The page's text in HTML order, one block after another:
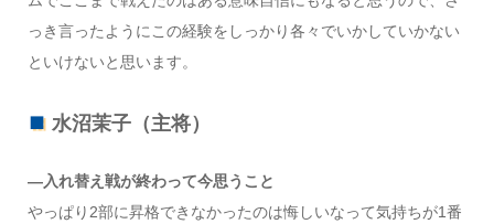
っき言ったようにこの経験をしっかり各々でいかしていかない
といけないと思います。
水沼茉子（主将）
―入れ替え戦が終わって今思うこと
やっぱり2部に昇格できなかったのは悔しいなって気持ちが1番